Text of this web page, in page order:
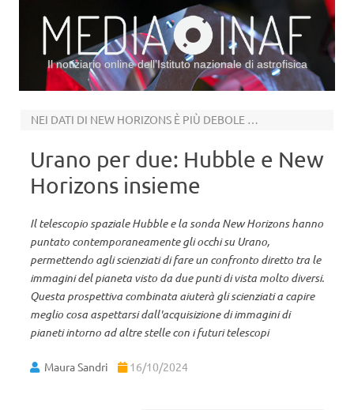
Il notiziario online dell’Istituto nazionale di astrofisica
NEI DATI DI NEW HORIZONS È PIÙ DEBOLE DEL PREVISTO
Urano per due: Hubble e New
Horizons insieme
Il telescopio spaziale Hubble e la sonda New Horizons hanno
puntato contemporaneamente gli occhi su Urano,
permettendo agli scienziati di fare un confronto diretto tra le
immagini del pianeta visto da due punti di vista molto diversi.
Questa prospettiva combinata aiuterà gli scienziati a capire
meglio cosa aspettarsi dall'acquisizione di immagini di
pianeti intorno ad altre stelle con i futuri telescopi
Maura Sandri 16/10/2024